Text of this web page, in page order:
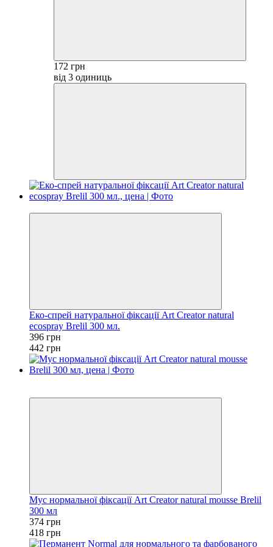
172 грн
від 3 одиниць
Еко-спрей натуральної фіксації Art Creator natural
ecospray Brelil 300 мл.
396 грн
442 грн
Мус нормальної фіксації Art Creator natural mousse Brelil
300 мл
374 грн
418 грн